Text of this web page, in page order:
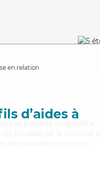
en relation
d’aides à
et possède un diplôme
troubles de la vision et